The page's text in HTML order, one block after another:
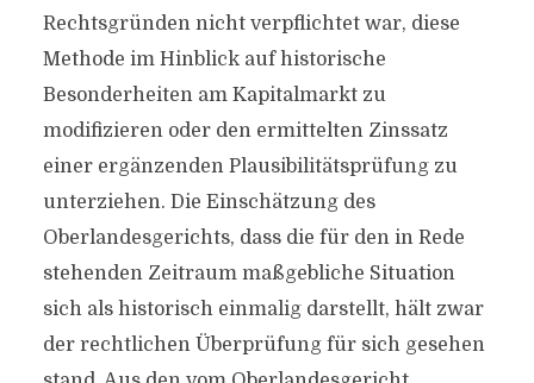
Rechtsgründen nicht verpflichtet war, diese
Methode im Hinblick auf historische
Besonderheiten am Kapitalmarkt zu
modifizieren oder den ermittelten Zinssatz
einer ergänzenden Plausibilitätsprüfung zu
unterziehen. Die Einschätzung des
Oberlandesgerichts, dass die für den in Rede
stehenden Zeitraum maßgebliche Situation
sich als historisch einmalig darstellt, hält zwar
der rechtlichen Überprüfung für sich gesehen